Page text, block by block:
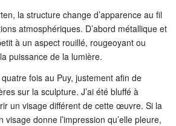
la structure change d’apparence au fil
atmosphériques. D’abord métallique et
à un aspect rouillé, rougeoyant ou
puissance de la lumière.
fois au Puy, justement afin de
sur la sculpture. J’ai été bluffé à
un visage différent de cette œuvre. Si la
visage donne l’impression qu’elle pleure,